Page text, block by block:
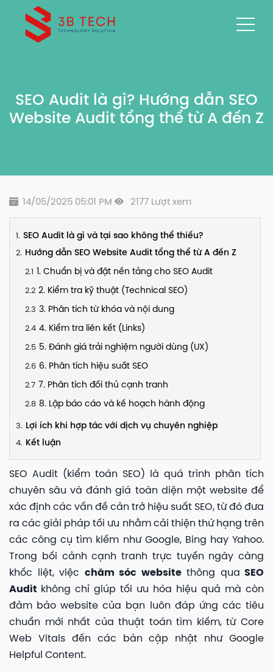
SEO Audit là gì? Hướng dẫn SEO
Website Audit tổng thể từ A đến Z
14/05/2025 05:01 PM 2177 Lượt xem
SEO Audit là gì và tại sao không thể thiếu?
Hướng dẫn SEO Website Audit tổng thể từ A đến Z
1. Chuẩn bị và đặt nền tảng cho SEO Audit
2. Kiểm tra kỹ thuật (Technical SEO)
3. Phân tích từ khóa và nội dung
4. Kiểm tra liên kết (Links)
5. Đánh giá trải nghiệm người dùng (UX)
6. Phân tích hiệu suất SEO
7. Phân tích đối thủ cạnh tranh
8. Lập báo cáo và kế hoạch hành động
Lợi ích khi hợp tác với dịch vụ chuyên nghiệp
Kết luận
SEO Audit (kiểm toán SEO) là quá trình phân tích
chuyên sâu và đánh giá toàn diện một website để
xác định các vấn đề cản trở hiệu suất SEO, từ đó đưa
ra các giải pháp tối ưu nhằm cải thiện thứ hạng trên
các công cụ tìm kiếm như Google, Bing hay Yahoo.
Trong bối cảnh cạnh tranh trực tuyến ngày càng
khốc liệt, việc chăm sóc websitethông qua SEO
Audit không chỉ giúp tối ưu hóa hiệu quả mà còn
đảm bảo website của bạn luôn đáp ứng các tiêu
chuẩn mới nhất của thuật toán tìm kiếm, từ Core
Web Vitals đến các bản cập nhật như Google
Helpful Content.